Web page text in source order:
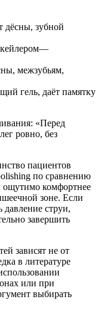
дёсны, зубной
межзубьям,
гель, даёт памятку
«Перед
ровно, без
пациентов
по сравнению
комфортнее
зоне. Если
давление струи,
завершить
зависят не от
в литературе
или при
выбирать